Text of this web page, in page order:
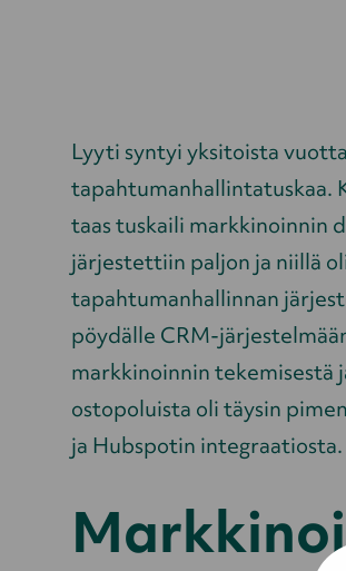
Lyyti syntyi yksitoista
tapahtumanhallintatuskaa.
taas tuskaili markkinoinnin
järjestettiin paljon ja niillä
tapahtumanhallinnan
pöydälle CRM-
markkinoinnin tekemisestä
ostopoluista oli täysin
ja Hubspotin integraatiosta.